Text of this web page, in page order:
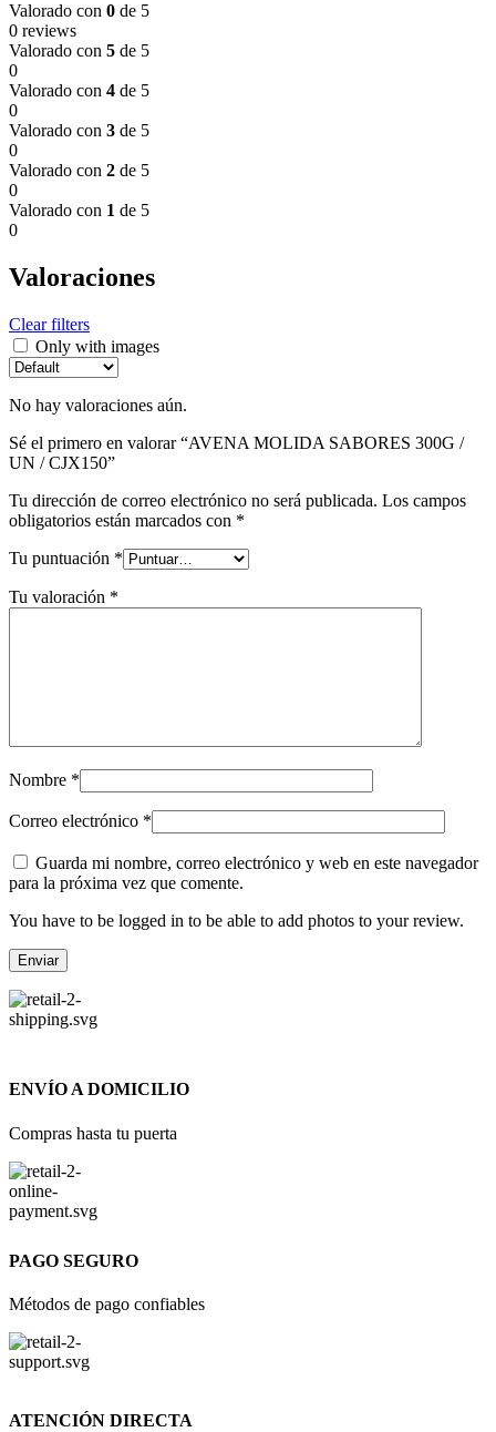
Valorado con 0 de 5
0 reviews
Valorado con 5 de 5
0
Valorado con 4 de 5
0
Valorado con 3 de 5
0
Valorado con 2 de 5
0
Valorado con 1 de 5
0
Valoraciones
Clear filters
Only with images
No hay valoraciones aún.
Sé el primero en valorar “AVENA MOLIDA SABORES 300G /
UN / CJX150”
Tu dirección de correo electrónico no será publicada. Los campos
obligatorios están marcados con *
Tu puntuación *
Tu valoración *
Nombre *
Correo electrónico *
Guarda mi nombre, correo electrónico y web en este navegador
para la próxima vez que comente.
You have to be logged in to be able to add photos to your review.
ENVÍO A DOMICILIO
Compras hasta tu puerta
PAGO SEGURO
Métodos de pago confiables
ATENCIÓN DIRECTA